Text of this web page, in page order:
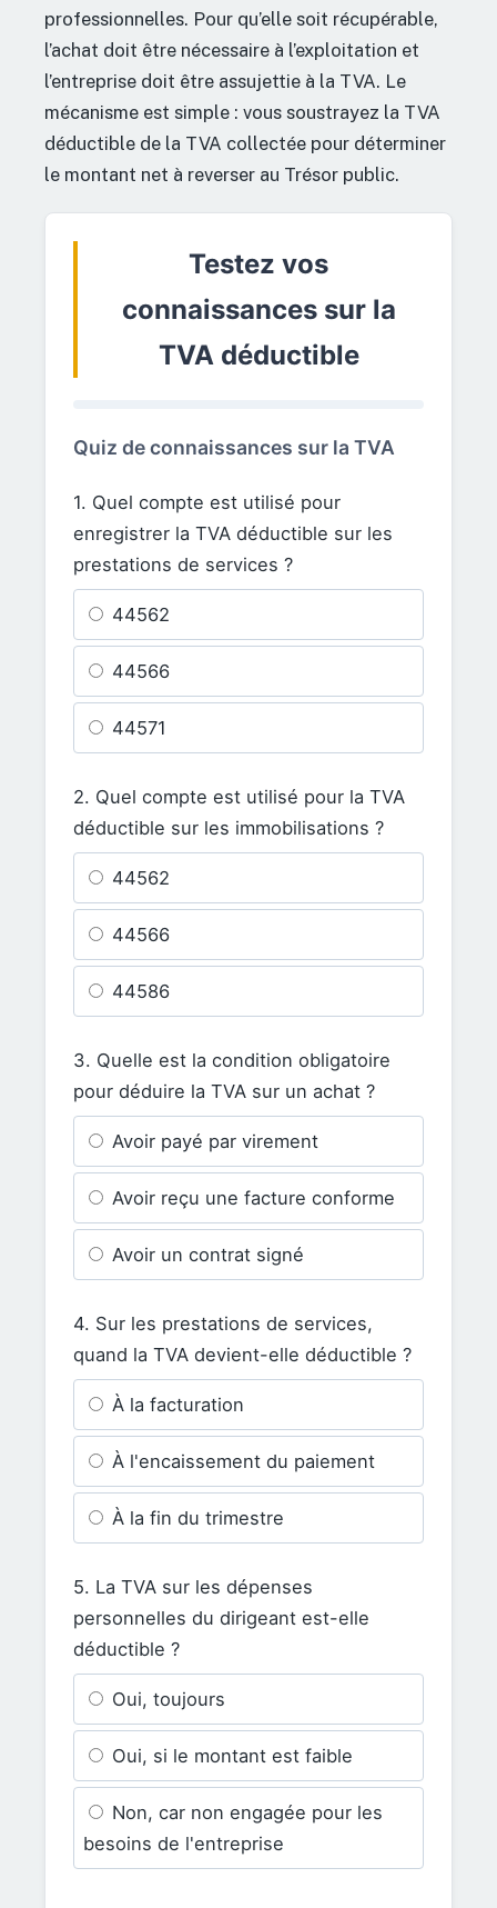
professionnelles. Pour qu’elle soit récupérable,
l’achat doit être nécessaire à l’exploitation et
l’entreprise doit être assujettie à la TVA. Le
mécanisme est simple : vous soustrayez la TVA
déductible de la TVA collectée pour déterminer
le montant net à reverser au Trésor public.
Testez vos
connaissances sur la
TVA déductible
Quiz de connaissances sur la TVA
1. Quel compte est utilisé pour
enregistrer la TVA déductible sur les
prestations de services ?
44562
44566
44571
2. Quel compte est utilisé pour la TVA
déductible sur les immobilisations ?
44562
44566
44586
3. Quelle est la condition obligatoire
pour déduire la TVA sur un achat ?
Avoir payé par virement
Avoir reçu une facture conforme
Avoir un contrat signé
4. Sur les prestations de services,
quand la TVA devient-elle déductible ?
À la facturation
À l'encaissement du paiement
À la fin du trimestre
5. La TVA sur les dépenses
personnelles du dirigeant est-elle
déductible ?
Oui, toujours
Oui, si le montant est faible
Non, car non engagée pour les
besoins de l'entreprise